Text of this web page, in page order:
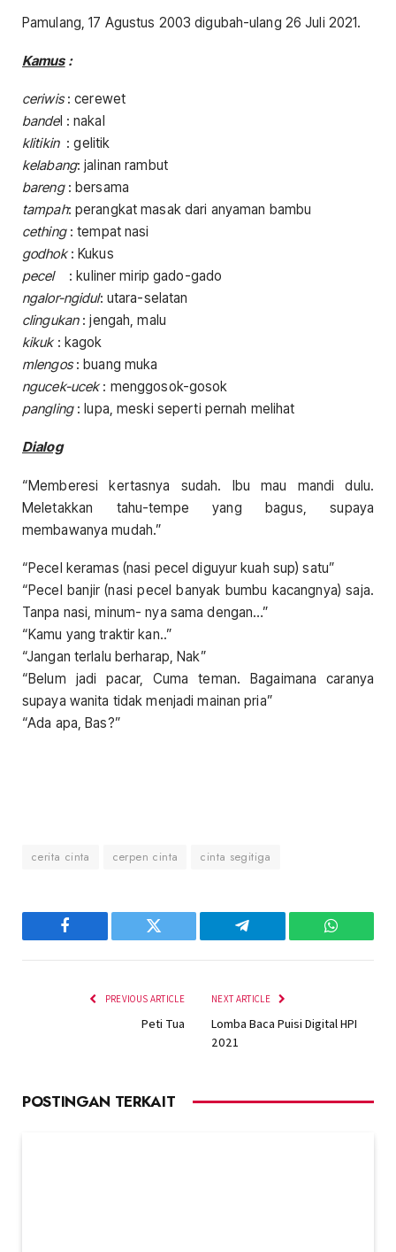
Pamulang, 17 Agustus 2003 digubah-ulang 26 Juli 2021.
Kamus:
ceriwis: cerewet
bandel : nakal
klitikin: gelitik
kelabang: jalinan rambut
bareng: bersama
tampah: perangkat masak dari anyaman bambu
cething: tempat nasi
godhok : Kukus
pecel: kuliner mirip gado-gado
ngalor-ngidul: utara-selatan
clingukan : jengah, malu
kikuk: kagok
mlengos: buang muka
ngucek-ucek : menggosok-gosok
pangling: lupa, meski seperti pernah melihat
Dialog
“Memberesi kertasnya sudah. Ibu mau mandi dulu.
Meletakkan tahu-tempe yang bagus, supaya
membawanya mudah.”
“Pecel keramas (nasi pecel diguyur kuah sup) satu”
“Pecel banjir (nasi pecel banyak bumbu kacangnya) saja.
Tanpa nasi, minum- nya sama dengan…”
“Kamu yang traktir kan..”
“Jangan terlalu berharap, Nak”
“Belum jadi pacar, Cuma teman. Bagaimana caranya
supaya wanita tidak menjadi mainan pria”
“Ada apa, Bas?”
cerita cinta cerpen cinta cinta segitiga
Facebook Twitter Telegram
PREVIOUS ARTICLE
Peti Tua
NEXT ARTICLE
Lomba Baca Puisi Digital HPI
2021
POSTINGAN TERKAIT